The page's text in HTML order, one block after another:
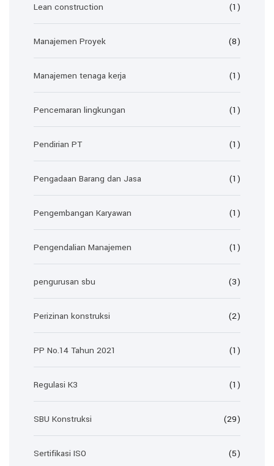
Lean construction (1)
Manajemen Proyek (8)
Manajemen tenaga kerja (1)
Pencemaran lingkungan (1)
Pendirian PT (1)
Pengadaan Barang dan Jasa (1)
Pengembangan Karyawan (1)
Pengendalian Manajemen (1)
pengurusan sbu (3)
Perizinan konstruksi (2)
PP No.14 Tahun 2021 (1)
Regulasi K3 (1)
SBU Konstruksi (29)
Sertifikasi ISO (5)